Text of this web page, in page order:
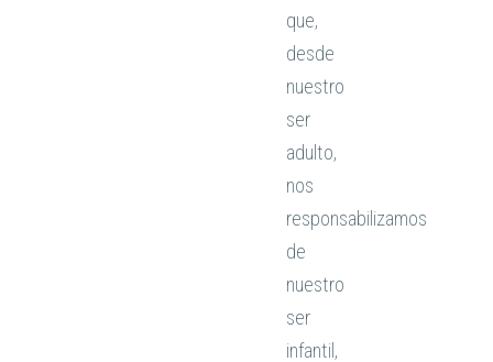
que,
desde
nuestro
ser
adulto,
nos
responsabilizamos
de
nuestro
ser
infantil,